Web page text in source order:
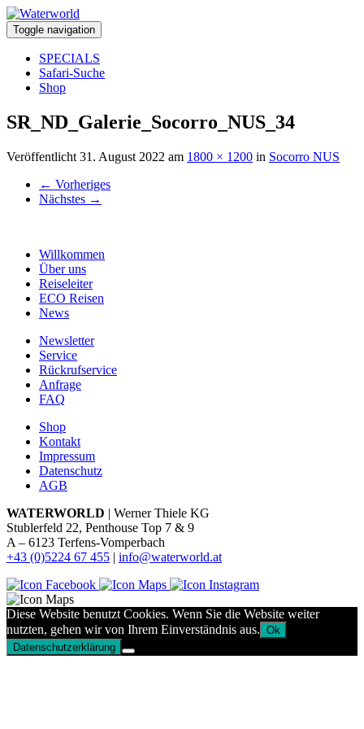
Toggle navigation
SPECIALS
Safari-Suche
Shop
SR_ND_Galerie_Socorro_NUS_34
Veröffentlicht 31. August 2022 am 1800 × 1200 in Socorro NUS
← Vorheriges
Nächstes →
Willkommen
Über uns
Reiseleiter
ECO Reisen
News
Newsletter
Service
Rückrufservice
Anfrage
FAQ
Shop
Kontakt
Impressum
Datenschutz
AGB
WATERWORLD | Werner Thiele KG
Stublerfeld 22, Penthouse Top 7 & 9
A – 6123 Terfens-Vomperbach
+43 (0)5224 67 455 | info@waterworld.at
Diese Website benutzt Cookies. Wenn Sie die Website weiter
nutzten, gehen wir von Ihrem Einverständnis aus. Ok
Datenschutzerklärung